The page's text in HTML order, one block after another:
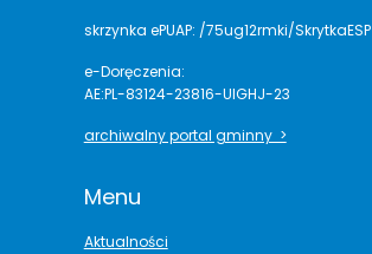
skrzynka ePUAP: /75ug12rmki/SkrytkaESP
e-Doręczenia:
AE:PL-83124-23816-UIGHJ-23
archiwalny portal gminny >
Menu
Aktualności